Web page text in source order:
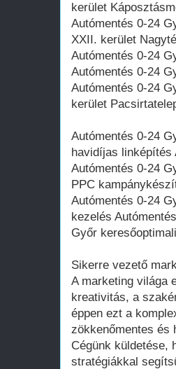
kerület
Autómentés 0-24
XXII. kerület
Autómentés 0-24
Autómentés 0-24
Autómentés 0-24
kerület
Autómentés 0-24
havidíjas linképítés
Autómentés 0-24
PPC
Autómentés 0-24
kezelés
Győr
Sikerre vezető
A marketing világa
kreativitás, a
éppen ezt a
zökkenőmentes és
Cégünk küldetése,
stratégiákkal